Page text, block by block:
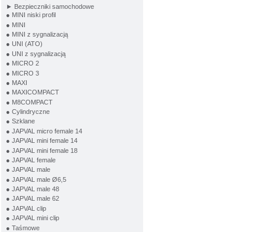
► Bezpieczniki samochodowe
● MINI niski profil
● MINI
● MINI z sygnalizacją
● UNI (ATO)
● UNI z sygnalizacją
● MICRO 2
● MICRO 3
● MAXI
● MAXICOMPACT
● M8COMPACT
● Cylindryczne
● Szklane
● JAPVAL micro female 14
● JAPVAL mini female 14
● JAPVAL mini female 18
● JAPVAL female
● JAPVAL male
● JAPVAL male Ø6,5
● JAPVAL male 48
● JAPVAL male 62
● JAPVAL clip
● JAPVAL mini clip
● Taśmowe